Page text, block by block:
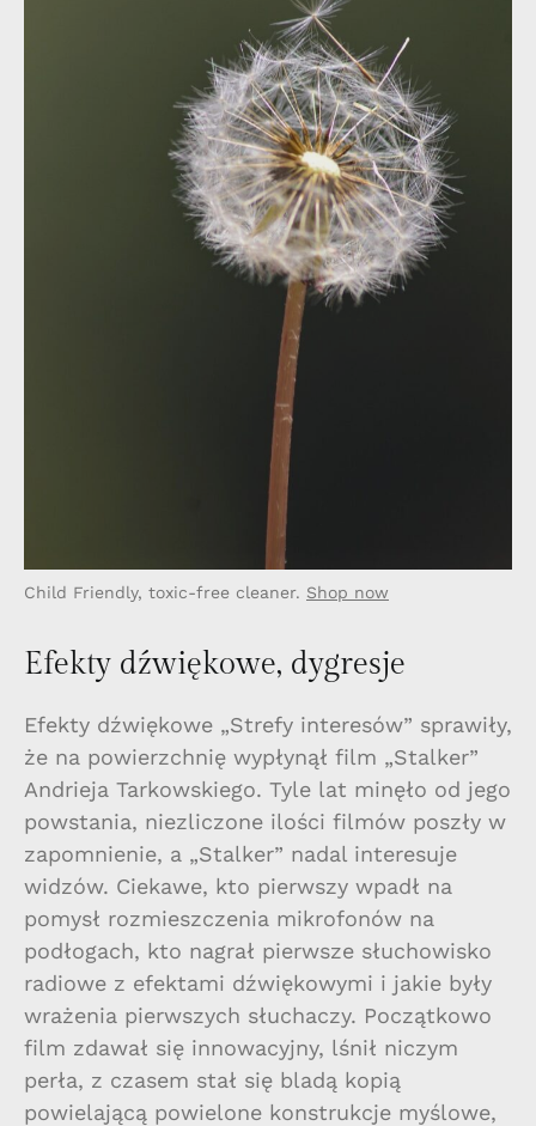
Child Friendly, toxic-free cleaner. Shop now
Efekty dźwiękowe, dygresje
Efekty dźwiękowe „Strefy interesów” sprawiły,
że na powierzchnię wypłynął film „Stalker”
Andrieja Tarkowskiego. Tyle lat minęło od jego
powstania, niezliczone ilości filmów poszły w
zapomnienie, a „Stalker” nadal interesuje
widzów. Ciekawe, kto pierwszy wpadł na
pomysł rozmieszczenia mikrofonów na
podłogach, kto nagrał pierwsze słuchowisko
radiowe z efektami dźwiękowymi i jakie były
wrażenia pierwszych słuchaczy. Początkowo
film zdawał się innowacyjny, lśnił niczym
perła, z czasem stał się bladą kopią
powielającą powielone konstrukcje myślowe,